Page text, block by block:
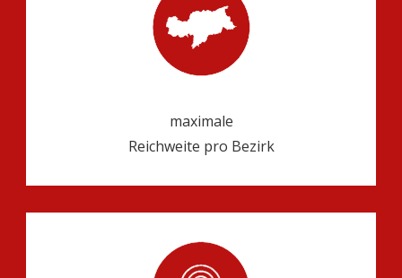
maximale
Reichweite pro Bezirk